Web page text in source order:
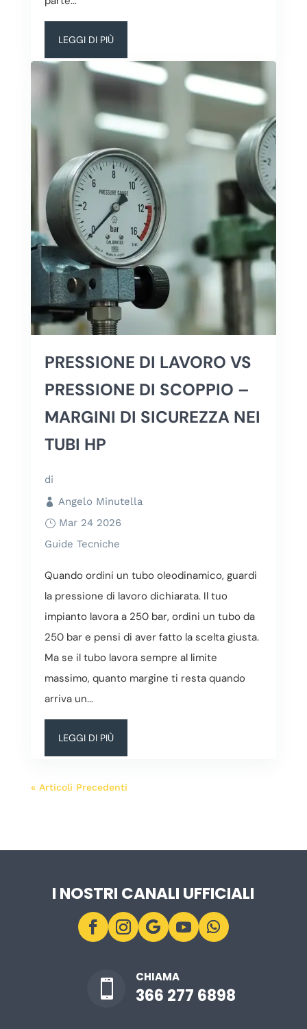
LEGGI DI PIÙ
PRESSIONE DI LAVORO VS
PRESSIONE DI SCOPPIO –
MARGINI DI SICUREZZA NEI
TUBI HP
di
Angelo Minutella
Mar 24 2026
Guide Tecniche
Quando ordini un tubo oleodinamico, guardi
la pressione di lavoro dichiarata. Il tuo
impianto lavora a 250 bar, ordini un tubo da
250 bar e pensi di aver fatto la scelta giusta.
Ma se il tubo lavora sempre al limite
massimo, quanto margine ti resta quando
arriva un...
LEGGI DI PIÙ
« Articoli Precedenti
I NOSTRI CANALI UFFICIALI

CHIAMA
366 277 6898